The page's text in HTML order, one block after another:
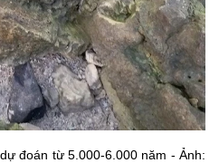
đoán từ 5.000-6.000 năm - Ảnh: